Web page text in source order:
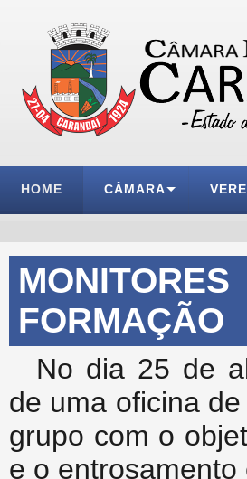
HOME CÂMARA
FORMAÇÃO
No dia 25 de
de uma oficina
grupo com o
e o